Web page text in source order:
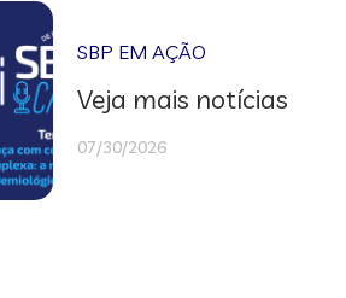
SBP EM AÇÃO
Veja mais notícias
07/30/2026